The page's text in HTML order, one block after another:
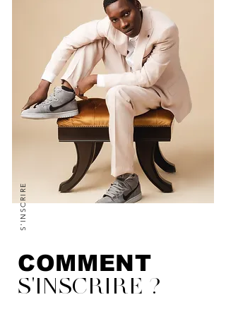
S'INSCRIRE
COMMENT
S'INSCRIRE ?